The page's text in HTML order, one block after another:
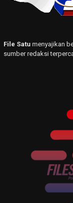
File Satu menyajikan
sumber redaksi